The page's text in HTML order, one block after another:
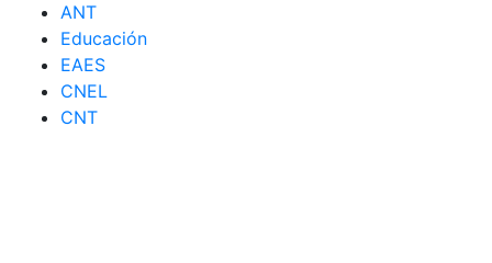
ANT
Educación
EAES
CNEL
CNT